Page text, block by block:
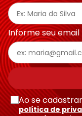
Informe seu email
Ao se
política de